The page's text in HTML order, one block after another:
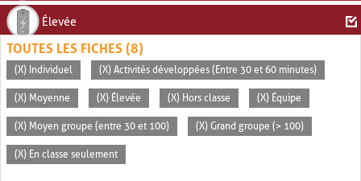
Élevée
TOUTES LES FICHES (8)
(X) Individuel (X) Activités développées (Entre 30 et 60 minutes)
(X) Moyenne (X) Élevée (X) Hors classe (X) Équipe
(X) Moyen groupe (entre 30 et 100) (X) Grand groupe (> 100)
(X) En classe seulement